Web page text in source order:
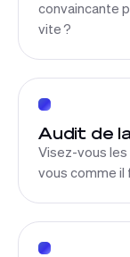
convaincante
vite ?
Audit de
Visez-vous les
vous comme il